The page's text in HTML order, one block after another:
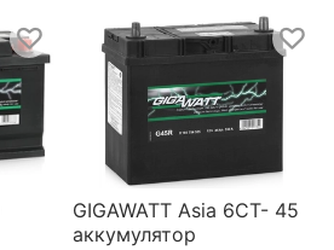
GIGAWATT Asia 6CT- 45
аккумулятор